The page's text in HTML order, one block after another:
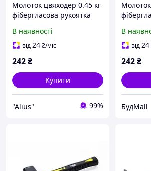
Молоток цвяходер 0.45 кг
фібергласова рукоятка
В наявності
від24₴/міс
242₴
Купити
"Alius" 99%
В
від24
242₴
БудMall